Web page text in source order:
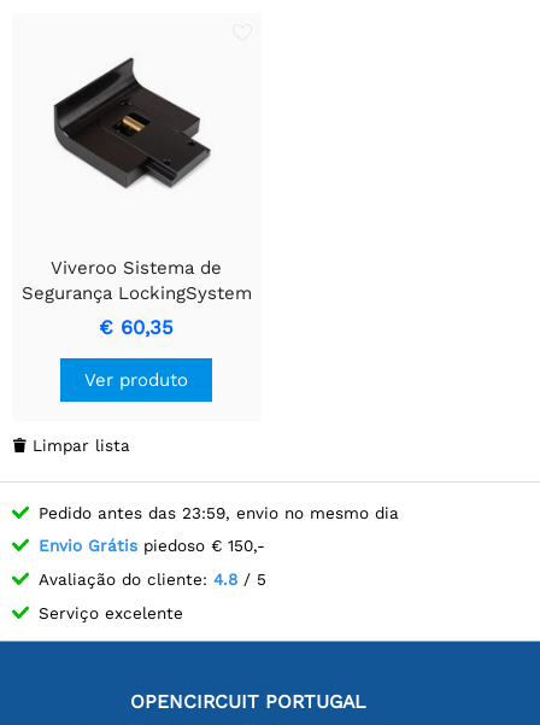
Viveroo Sistema de
Segurança LockingSystem
para Todas as Gerações de
iPad, Exceto iPad Mini
€ 60,35
Ver produto
 Limpar lista
Pedido antes das 23:59, envio no mesmo dia
Envio Grátis piedoso € 150,-
Avaliação do cliente: 4.8 / 5
Serviço excelente
OPENCIRCUIT PORTUGAL